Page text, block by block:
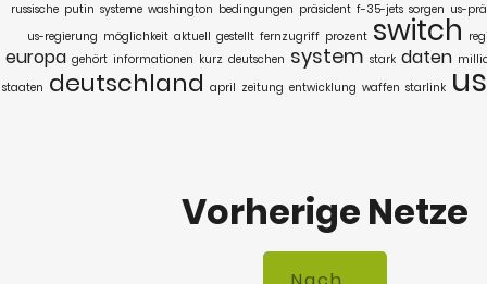
russische putin systeme washington bedingungen präsident f-35-jets sorgen us-
us-regierung möglichkeit aktuell gestellt fernzugriff prozent switch
europa gehört informationen kurz deutschen system stark daten
staaten deutschland april zeitung entwicklung waffen starlink
Vorherige Netze